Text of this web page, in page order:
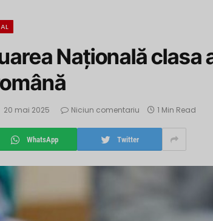
Națională clasa
20 mai 2025 Niciun comentariu 1 Min Read
WhatsApp Twitter